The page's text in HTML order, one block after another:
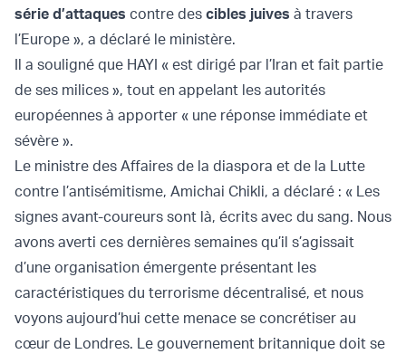
série d’attaques contre des cibles juives à travers
l’Europe », a déclaré le ministère.
Il a souligné que HAYI « est dirigé par l’Iran et fait partie
de ses milices », tout en appelant les autorités
européennes à apporter « une réponse immédiate et
sévère ».
Le ministre des Affaires de la diaspora et de la Lutte
contre l’antisémitisme, Amichai Chikli, a déclaré : « Les
signes avant-coureurs sont là, écrits avec du sang. Nous
avons averti ces dernières semaines qu’il s’agissait
d’une organisation émergente présentant les
caractéristiques du terrorisme décentralisé, et nous
voyons aujourd’hui cette menace se concrétiser au
cœur de Londres. Le gouvernement britannique doit se